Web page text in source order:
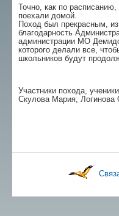
Точно, как по
поехали домой.
Поход был прекрасным,
благодарность
администрации МО
которого делали все,
школьников будут
Участники похода,
Скулова Мария, Логинова